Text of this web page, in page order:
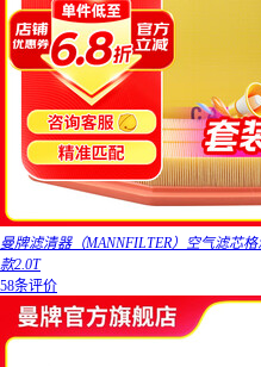
曼牌滤清器（MANNFILTER）空气滤芯
款2.0T
58条评价